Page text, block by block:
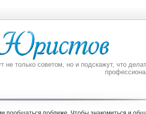
только советом, но и подскажут, что